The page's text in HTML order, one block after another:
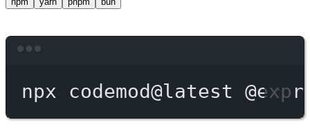
npx codemod@latest